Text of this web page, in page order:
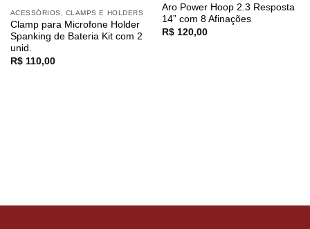
ACESSÓRIOS, CLAMPS E HOLDERS
Clamp para Microfone Holder
Spanking de Bateria Kit com 2
unid.
R$110,00
Aro Power Hoop 2.3 Resposta
14” com 8 Afinações
R$120,00